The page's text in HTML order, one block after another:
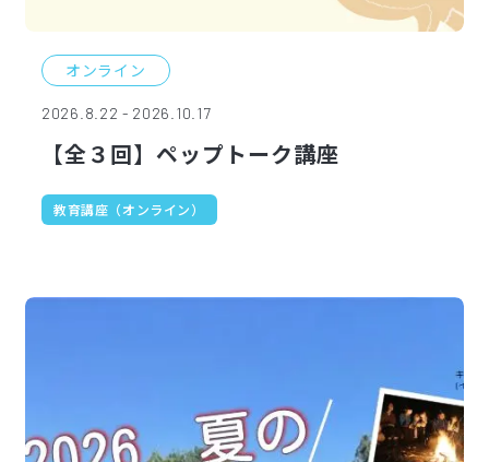
オンライン
2026.8.22 - 2026.10.17
【全３回】ペップトーク講座
教育講座（オンライン）